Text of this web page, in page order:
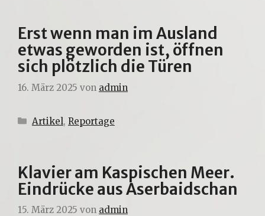
Erst wenn man im Ausland
etwas geworden ist, öffnen
sich plötzlich die Türen
16. März 2025 von admin
Kategorien
Artikel, Reportage
Klavier am Kaspischen Meer.
Eindrücke aus Aserbaidschan
15. März 2025 von admin